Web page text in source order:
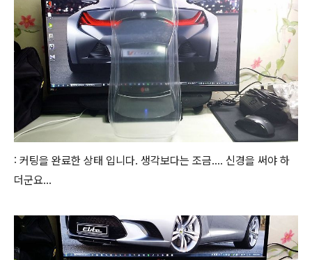
: 커팅을 완료한 상태 입니다. 생각보다는 조금.... 신경을 써야 하
더군요...